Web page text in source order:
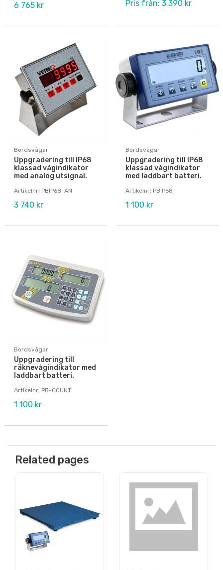
6 765 kr Pris från: 3 390 kr
Bordsvågar
Uppgradering till IP68
klassad vågindikator
med analog utsignal.
Artikelnr: PBIP68-AN
3 740 kr
Bordsvågar
Uppgradering till IP68
klassad vågindikator
med laddbart batteri.
Artikelnr: PBIP68
1 100 kr
Bordsvågar
Uppgradering till
räknevågindikator med
laddbart batteri.
Artikelnr: PB-COUNT
1 100 kr
Related pages